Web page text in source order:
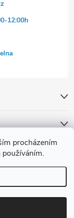
procházením
12:00h
barvě
vyhrazena.